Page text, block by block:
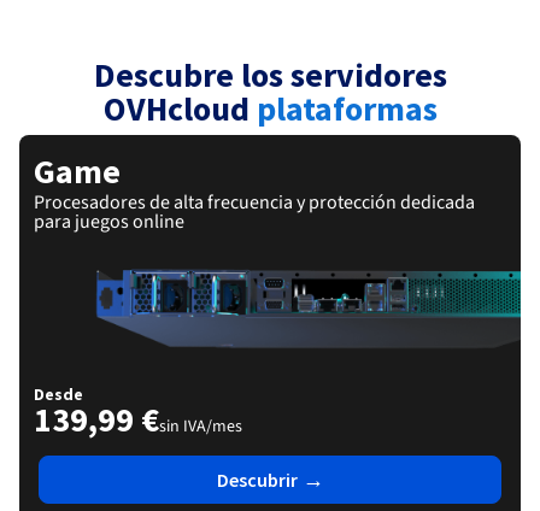
Documentación
Roadmap & Changelog
Roadmap y Changelog
Descubre los servidores
OVHcloud plataformas
Game
Procesadores de alta frecuencia y protección dedicada
para juegos online
Desde
139,99 €sin IVA/mes
Descubrir →